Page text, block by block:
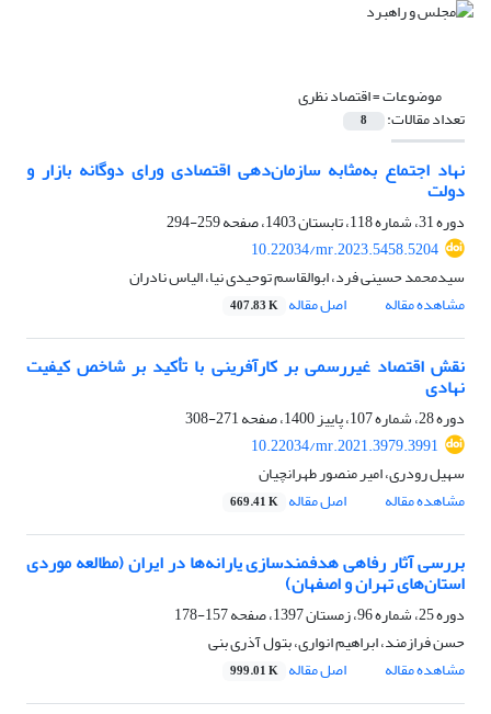
موضوعات =اقتصاد نظری
تعداد مقالات: 8
نهاد اجتماع به‌مثابه سازمان‌دهی اقتصادی ورای دوگانه بازار و
دولت
دوره 31، شماره 118، تابستان 1403، صفحه
259-294
10.22034/mr.2023.5458.5204
سیدمحمد حسینی فرد، ابوالقاسم توحیدی نیا، الیاس نادران
مشاهده مقاله
اصل مقاله 407.83 K
نقش اقتصاد غیررسمی بر کارآفرینی با تأکید بر شاخص کیفیت
نهادی
دوره 28، شماره 107، پاییز 1400، صفحه
271-308
10.22034/mr.2021.3979.3991
سهیل رودری، امیر منصور طهرانچیان
مشاهده مقاله
اصل مقاله 669.41 K
بررسی آثار رفاهی هدفمندسازی یارانه‌ها در ایران (مطالعه موردی
استان‌های تهران و اصفهان)
دوره 25، شماره 96، زمستان 1397، صفحه
157-178
حسن فرازمند، ابراهیم انواری، بتول آذری بنی
مشاهده مقاله
اصل مقاله 999.01 K